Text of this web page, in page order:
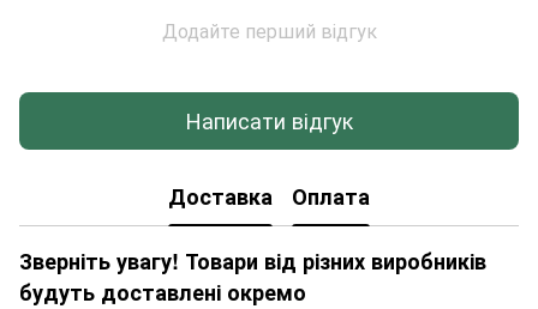
Додайте перший відгук
Написати відгук
Доставка Оплата
Зверніть увагу! Товари від різних виробників
будуть доставлені окремо